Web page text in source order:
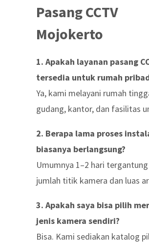
Pasang CCTV
Mojokerto
1. Apakah layanan pasang
tersedia untuk rumah
Ya, kami melayani rumah
gudang, kantor, dan fasilitas
2. Berapa lama proses
biasanya berlangsung?
Umumnya 1–2 hari
jumlah titik kamera dan luas
3. Apakah saya bisa pilih
jenis kamera sendiri?
Bisa. Kami sediakan katalog